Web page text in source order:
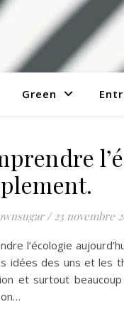
Green
/ 23 novembre
l’écologie
idées des uns et les
et surtout